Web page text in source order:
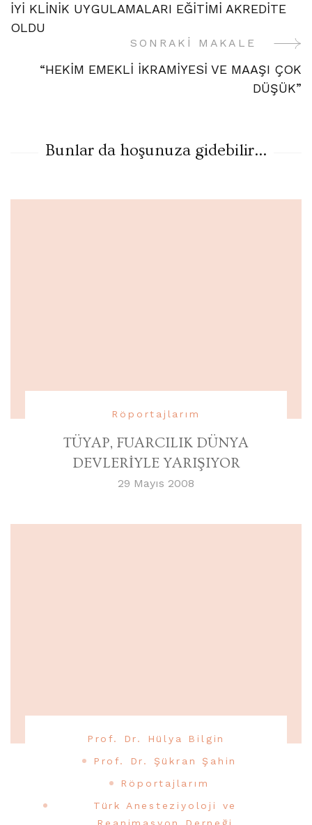
Gezinme
İYİ KLİNİK UYGULAMALARI EĞİTİMİ AKREDİTE
OLDU
SONRAKI MAKALE
“HEKİM EMEKLİ İKRAMİYESİ VE MAAŞI ÇOK
DÜŞÜK”
Bunlar da hoşunuza gidebilir...
Röportajlarım
TÜYAP, FUARCILIK DÜNYA
DEVLERİYLE YARIŞIYOR
29 Mayıs 2008
Prof. Dr. Hülya Bilgin
Prof. Dr. Şükran Şahin
Röportajlarım
Türk Anesteziyoloji ve